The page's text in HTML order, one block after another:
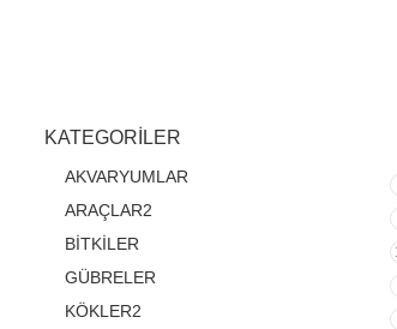
KATEGORİLER
AKVARYUMLAR
ARAÇLAR2
BİTKİLER
GÜBRELER
KÖKLER2